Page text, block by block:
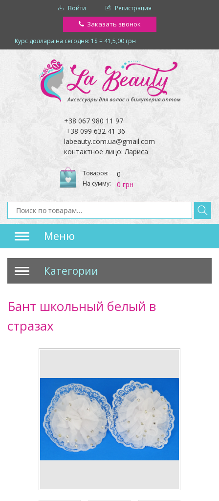
Войти Регистрация
Заказать звонок
Курс доллара на сегодня: 1$ = 41,5,00 грн
+38 067 980 11 97
+38 099 632 41 36
labeauty.com.ua@gmail.com
контактное лицо: Лариса
Товаров: 0
На сумму: 0 грн
Меню
Категории
Бант школьный белый в
стразах